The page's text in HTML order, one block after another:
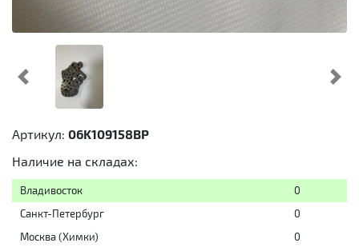
Предыдущий
Артикул: 06K109158BP
Наличие на складах:
Владивосток
0
Санкт-Петербург
0
Москва (Химки)
0